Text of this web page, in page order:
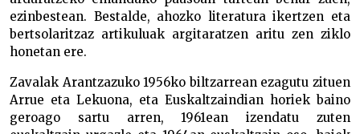
ezinbestean. Bestalde, ahozko literatura ikertzen eta
bertsolaritzaz artikuluak argitaratzen aritu zen ziklo
honetan ere.
Zavalak Arantzazuko 1956ko biltzarrean ezagutu zituen
Arrue eta Lekuona, eta Euskaltzaindian horiek baino
geroago sartu arren, 1961ean izendatu zuten